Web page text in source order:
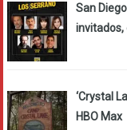
San
invitados,
‘Crystal
HBO Max